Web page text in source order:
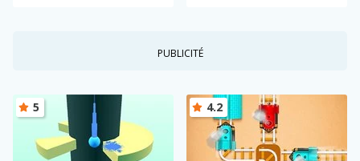
PUBLICITÉ
5 4.2